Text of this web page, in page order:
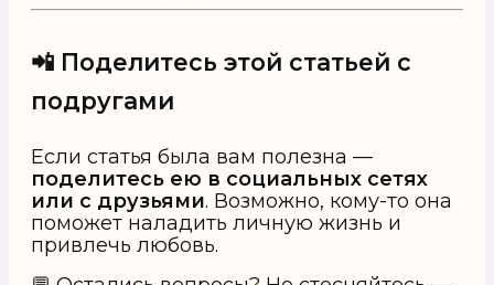
📲 Поделитесь этой статьей с
подругами
Если статья была вам полезна —
поделитесь ею в социальных сетях
или с друзьями. Возможно, кому-то она
поможет наладить личную жизнь и
привлечь любовь.